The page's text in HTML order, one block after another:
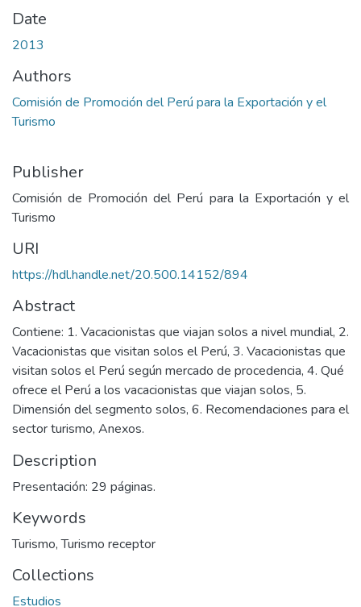
Date
2013
Authors
Comisión de Promoción del Perú para la Exportación y el
Turismo
Publisher
Comisión de Promoción del Perú para la Exportación y el
Turismo
URI
https://hdl.handle.net/20.500.14152/894
Abstract
Contiene: 1. Vacacionistas que viajan solos a nivel mundial, 2.
Vacacionistas que visitan solos el Perú, 3. Vacacionistas que
visitan solos el Perú según mercado de procedencia, 4. Qué
ofrece el Perú a los vacacionistas que viajan solos, 5.
Dimensión del segmento solos, 6. Recomendaciones para el
sector turismo, Anexos.
Description
Presentación: 29 páginas.
Keywords
Turismo,Turismo receptor
Collections
Estudios